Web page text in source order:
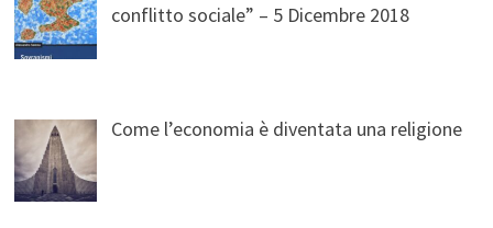
conflitto sociale” – 5 Dicembre 2018
Come l’economia è diventata una religione